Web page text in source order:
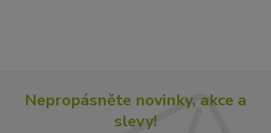
Nepropásněte novinky, akce a
slevy!